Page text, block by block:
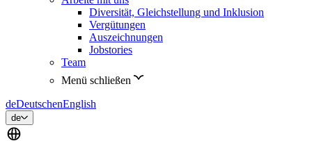
Diversität, Gleichstellung und Inklusion
Vergütungen
Auszeichnungen
Jobstories
Team
Menü schließen
deDeutschenEnglish
de